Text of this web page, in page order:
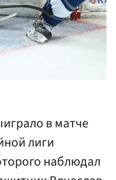
в матче
лиги
наблюдал